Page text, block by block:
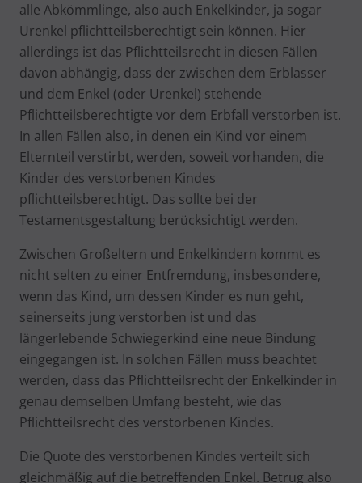
alle Abkömmlinge, also auch Enkelkinder, ja sogar
Urenkel pflichtteilsberechtigt sein können. Hier
allerdings ist das Pflichtteilsrecht in diesen Fällen
davon abhängig, dass der zwischen dem Erblasser
und dem Enkel (oder Urenkel) stehende
Pflichtteilsberechtigte vor dem Erbfall verstorben ist.
In allen Fällen also, in denen ein Kind vor einem
Elternteil verstirbt, werden, soweit vorhanden, die
Kinder des verstorbenen Kindes
pflichtteilsberechtigt. Das sollte bei der
Testamentsgestaltung berücksichtigt werden.
Zwischen Großeltern und Enkelkindern kommt es
nicht selten zu einer Entfremdung, insbesondere,
wenn das Kind, um dessen Kinder es nun geht,
seinerseits jung verstorben ist und das
längerlebende Schwiegerkind eine neue Bindung
eingegangen ist. In solchen Fällen muss beachtet
werden, dass das Pflichtteilsrecht der Enkelkinder in
genau demselben Umfang besteht, wie das
Pflichtteilsrecht des verstorbenen Kindes.
Die Quote des verstorbenen Kindes verteilt sich
gleichmäßig auf die betreffenden Enkel. Betrug also